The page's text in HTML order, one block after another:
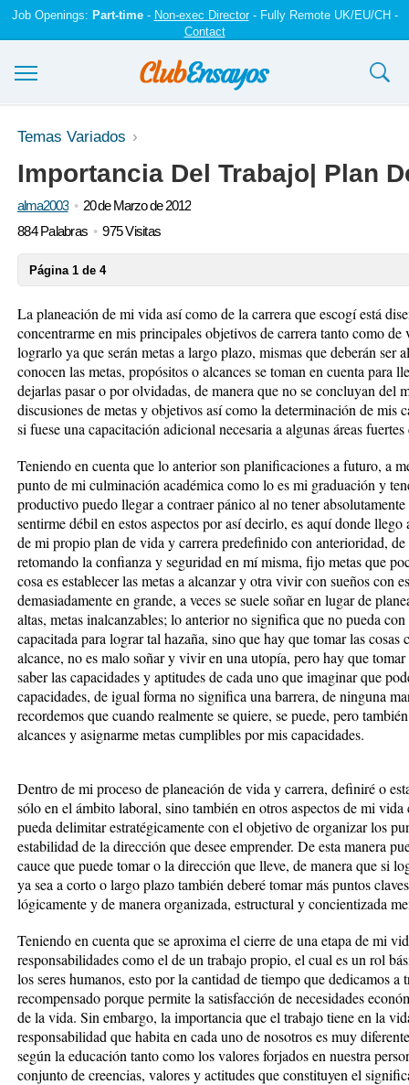
Job Openings: Part-time- Non-exec Director- Fully Remote UK/EU/CH -
Contact
Ensayos y trabajos
Registrarse
Iniciar sesión
Temas Variados
Importancia Del Trabajo| Plan
alma2003
20 de Marzo de 2012
884 Palabras
975 Visitas
Página 1 de 4
La planeación de mi vida así como de la carrera que escogí está
concentrarme en mis principales objetivos de carrera tanto como
lograrlo ya que serán metas a largo plazo, mismas que deberán ser
conocen las metas, propósitos o alcances se toman en cuenta para
dejarlas pasar o por olvidadas, de manera que no se concluyan del
discusiones de metas y objetivos así como la determinación de mis
si fuese una capacitación adicional necesaria a algunas áreas
Teniendo en cuenta que lo anterior son planificaciones a futuro, a
punto de mi culminación académica como lo es mi graduación y
productivo puedo llegar a contraer pánico al no tener
sentirme débil en estos aspectos por así decirlo, es aquí donde llego
de mi propio plan de vida y carrera predefinido con anterioridad, de
retomando la confianza y seguridad en mí misma, fijo metas que
cosa es establecer las metas a alcanzar y otra vivir con sueños con
demasiadamente en grande, a veces se suele soñar en lugar de
altas, metas inalcanzables; lo anterior no significa que no pueda
capacitada para lograr tal hazaña, sino que hay que tomar las
alcance, no es malo soñar y vivir en una utopía, pero hay que
saber las capacidades y aptitudes de cada uno que imaginar que
capacidades, de igual forma no significa una barrera, de ninguna
recordemos que cuando realmente se quiere, se puede, pero
alcances y asignarme metas cumplibles por mis capacidades.
Dentro de mi proceso de planeación de vida y carrera, definiré o
sólo en el ámbito laboral, sino también en otros aspectos de mi
pueda delimitar estratégicamente con el objetivo de organizar los
estabilidad de la dirección que desee emprender. De esta manera
cauce que puede tomar o la dirección que lleve, de manera que si
ya sea a corto o largo plazo también deberé tomar más puntos
lógicamente y de manera organizada, estructural y concientizada
Teniendo en cuenta que se aproxima el cierre de una etapa de mi
responsabilidades como el de un trabajo propio, el cual es un rol
los seres humanos, esto por la cantidad de tiempo que dedicamos a
recompensado porque permite la satisfacción de necesidades
de la vida. Sin embargo, la importancia que el trabajo tiene en la
responsabilidad que habita en cada uno de nosotros es muy
según la educación tanto como los valores forjados en nuestra
conjunto de creencias, valores y actitudes que constituyen el